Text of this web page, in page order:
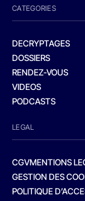
CATEGORIES
DECRYPTAGES
DOSSIERS
RENDEZ-VOUS
VIDEOS
PODCASTS
LEGAL
CGVMENTIONS
GESTION DES
POLITIQUE